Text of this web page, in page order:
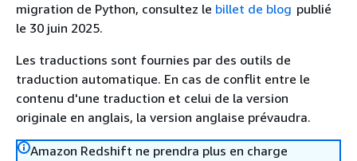
migration de Python, consultez le billet de blog publié
le 30 juin 2025.
Les traductions sont fournies par des outils de
traduction automatique. En cas de conflit entre le
contenu d'une traduction et celui de la version
originale en anglais, la version anglaise prévaudra.
Amazon Redshift ne prendra plus en charge